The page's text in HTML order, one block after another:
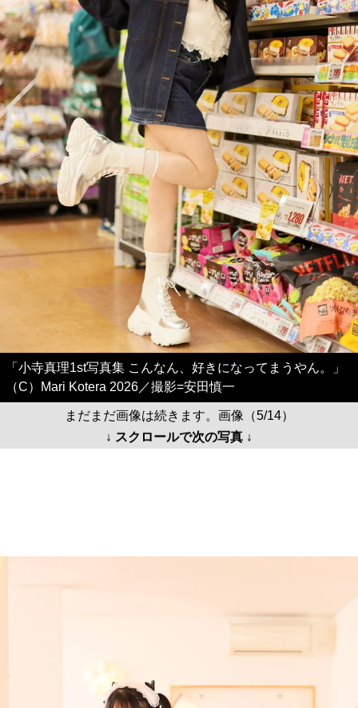
「小寺真理1st写真集 こんなん、好きになってまうやん。」
（C）Mari Kotera 2026／撮影=安田慎一
まだまだ画像は続きます。画像（5/14）
↓ スクロールで次の写真 ↓